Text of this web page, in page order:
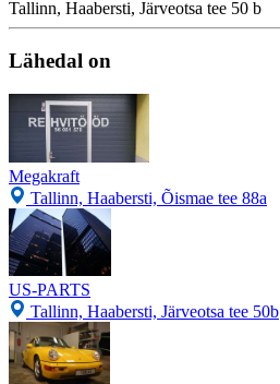
Tallinn, Haabersti, Järveotsa tee 50 b
Lähedal on
Megakraft
Tallinn, Haabersti, Õismae tee 88a
US-PARTS
Tallinn, Haabersti, Järveotsa tee 50b